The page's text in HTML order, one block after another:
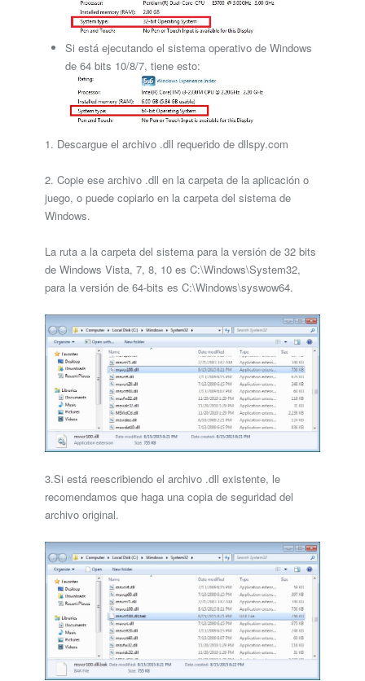
Si está ejecutando el sistema operativo de Windows
de 64 bits 10/8/7, tiene esto:
1. Descargue el archivo .dll requerido de dllspy.com
2. Copie ese archivo .dll en la carpeta de la aplicación o
juego, o puede copiarlo en la carpeta del sistema de
Windows.
La ruta a la carpeta del sistema para la versión de 32 bits
de Windows Vista, 7, 8, 10 es C:\Windows\System32,
para la versión de 64-bits es C:\Windows\syswow64.
3.Si está reescribiendo el archivo .dll existente, le
recomendamos que haga una copia de seguridad del
archivo original.